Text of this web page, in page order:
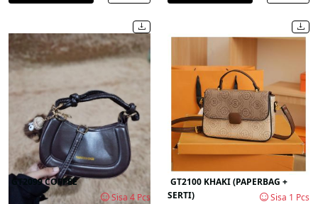
GT2099 COFFEE
Sisa 4 Pcs
GT2100 KHAKI (PAPERBAG +
SERTI)
Sisa 1 Pcs